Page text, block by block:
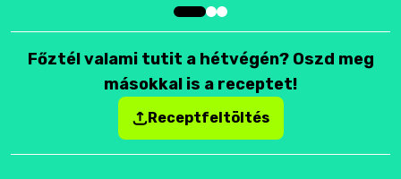
Főztél valami tutit a hétvégén? Oszd meg
másokkal is a receptet!
Receptfeltöltés